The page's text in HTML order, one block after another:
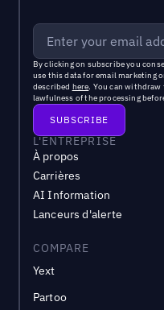
By clicking on subscribe you
use this data for email marketing
described here. You can
lawfulness of the processing
L'ENTREPRISE
À propos
Carrières
AI Information
Lanceurs d'alerte
COMPARE
Yext
Partoo